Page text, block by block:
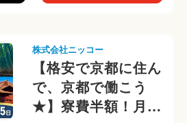
株式会社ニッコー
【格安で京都に住ん
で、京都で働こう
★】寮費半額！月収